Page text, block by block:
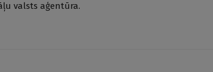
valsts aģentūra.